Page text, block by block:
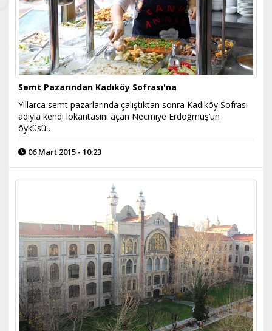
Semt Pazarından Kadıköy Sofrası'na
Yıllarca semt pazarlarında çalıştıktan sonra Kadıköy Sofrası
adıyla kendi lokantasını açan Necmiye Erdoğmuş’un
öyküsü…
06 Mart 2015 - 10:23